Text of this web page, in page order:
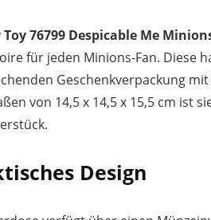
Toy 76799 Despicable Me
für jeden Minions-Fan. Diese
Geschenkverpackung
von 14,5 x 14,5 x 15,5 cm ist
Design